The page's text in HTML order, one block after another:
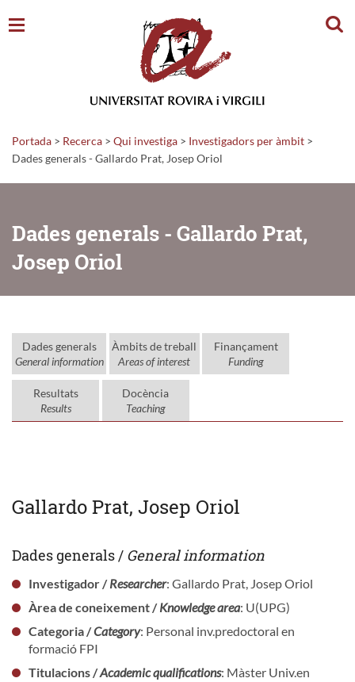
Portada > Recerca > Qui investiga > Investigadors per àmbit >
Dades generals - Gallardo Prat, Josep Oriol
Dades generals - Gallardo Prat,
Josep Oriol
Dades generals
General information
Àmbits de treball
Areas of interest
Finançament
Funding
Resultats
Results
Docència
Teaching
Gallardo Prat, Josep Oriol
Dades generals / General information
Investigador /Researcher: Gallardo Prat, Josep Oriol
Àrea de coneixement /Knowledge area: U(UPG)
Categoria /Category: Personal inv.predoctoral en
formació FPI
Titulacions /Academic qualifications: Màster Univ.en